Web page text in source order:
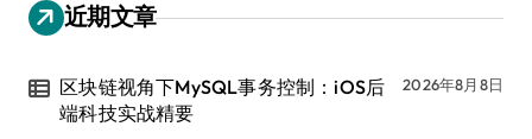
近期文章
区块链视角下MySQL事务控制：iOS后
端科技实战精要
2026年8月8日